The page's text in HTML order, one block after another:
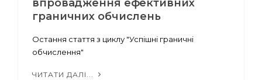
впровадження ефективних
граничних обчислень
Остання стаття з циклу "Успішні граничні
обчислення"
ЧИТАТИ ДАЛІ...